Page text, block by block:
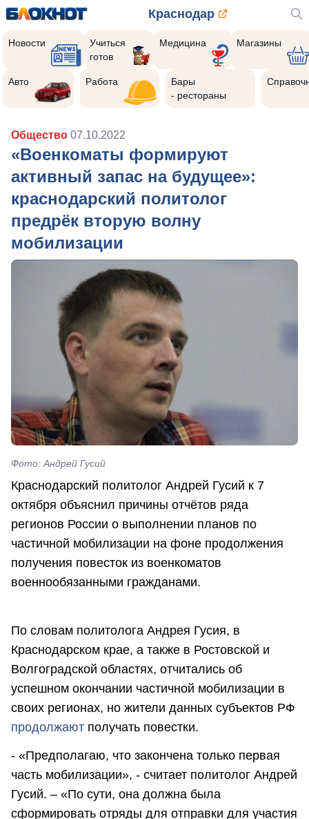
Краснодар
Новости
Учиться
готов
Медицина Магазины
Авто Работа
Бары
- рестораны
Общество 07.10.2022
«Военкоматы формируют
активный запас на будущее»:
краснодарский политолог
предрёк вторую волну
мобилизации
Фото: Андрей Гусий
Краснодарский политолог Андрей Гусий к 7
октября объяснил причины отчётов ряда
регионов России о выполнении планов по
частичной мобилизации на фоне продолжения
получения повесток из военкоматов
военнообязанными гражданами.
По словам политолога Андрея Гусия, в
Краснодарском крае, а также в Ростовской и
Волгоградской областях, отчитались об
успешном окончании частичной мобилизации в
своих регионах, но жители данных субъектов РФ
продолжают получать повестки.
- «Предполагаю, что закончена только первая
часть мобилизации», - считает политолог Андрей
Гусий. – «По сути, она должна была
сформировать отряды для отправки для участия